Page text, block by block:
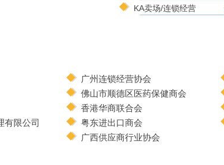
KA卖场/连锁经营
有限公司
广州连锁经营协会
佛山市顺德区医药保健商会
香港华商联合会
粤东进出口商会
广西供应商行业协会